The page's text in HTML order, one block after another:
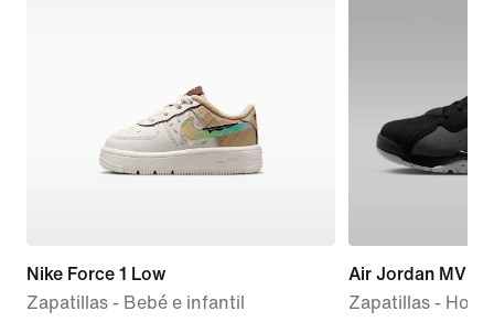
Nike Force 1 Low
Zapatillas - Bebé e infantil
Air Jordan MVP
Zapatillas -